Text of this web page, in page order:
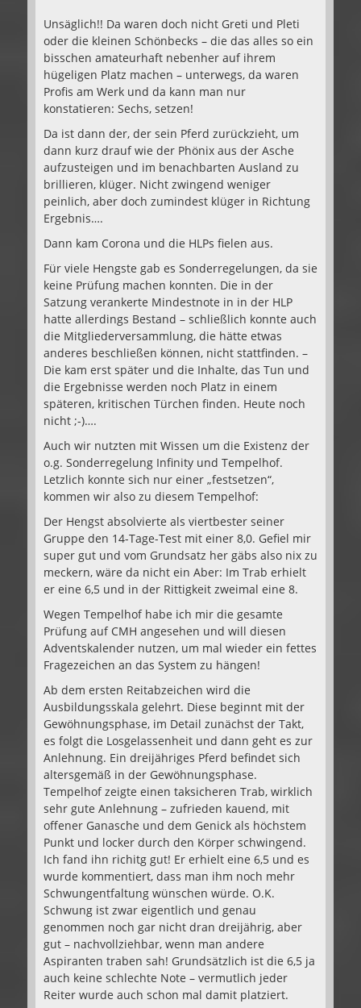
Unsäglich!! Da waren doch nicht Greti und Pleti
oder die kleinen Schönbecks – die das alles so ein
bisschen amateurhaft nebenher auf ihrem
hügeligen Platz machen – unterwegs, da waren
Profis am Werk und da kann man nur
konstatieren: Sechs, setzen!
Da ist dann der, der sein Pferd zurückzieht, um
dann kurz drauf wie der Phönix aus der Asche
aufzusteigen und im benachbarten Ausland zu
brillieren, klüger. Nicht zwingend weniger
peinlich, aber doch zumindest klüger in Richtung
Ergebnis….
Dann kam Corona und die HLPs fielen aus.
Für viele Hengste gab es Sonderregelungen, da sie
keine Prüfung machen konnten. Die in der
Satzung verankerte Mindestnote in in der HLP
hatte allerdings Bestand – schließlich konnte auch
die Mitgliederversammlung, die hätte etwas
anderes beschließen können, nicht stattfinden. –
Die kam erst später und die Inhalte, das Tun und
die Ergebnisse werden noch Platz in einem
späteren, kritischen Türchen finden. Heute noch
nicht ;-)….
Auch wir nutzten mit Wissen um die Existenz der
o.g. Sonderregelung Infinity und Tempelhof.
Letzlich konnte sich nur einer „festsetzen“,
kommen wir also zu diesem Tempelhof:
Der Hengst absolvierte als viertbester seiner
Gruppe den 14-Tage-Test mit einer 8,0. Gefiel mir
super gut und vom Grundsatz her gäbs also nix zu
meckern, wäre da nicht ein Aber: Im Trab erhielt
er eine 6,5 und in der Rittigkeit zweimal eine 8.
Wegen Tempelhof habe ich mir die gesamte
Prüfung auf CMH angesehen und will diesen
Adventskalender nutzen, um mal wieder ein fettes
Fragezeichen an das System zu hängen!
Ab dem ersten Reitabzeichen wird die
Ausbildungsskala gelehrt. Diese beginnt mit der
Gewöhnungsphase, im Detail zunächst der Takt,
es folgt die Losgelassenheit und dann geht es zur
Anlehnung. Ein dreijähriges Pferd befindet sich
altersgemäß in der Gewöhnungsphase.
Tempelhof zeigte einen taksicheren Trab, wirklich
sehr gute Anlehnung – zufrieden kauend, mit
offener Ganasche und dem Genick als höchstem
Punkt und locker durch den Körper schwingend.
Ich fand ihn richitg gut! Er erhielt eine 6,5 und es
wurde kommentiert, dass man ihm noch mehr
Schwungentfaltung wünschen würde. O.K.
Schwung ist zwar eigentlich und genau
genommen noch gar nicht dran dreijährig, aber
gut – nachvollziehbar, wenn man andere
Aspiranten traben sah! Grundsätzlich ist die 6,5 ja
auch keine schlechte Note – vermutlich jeder
Reiter wurde auch schon mal damit platziert.